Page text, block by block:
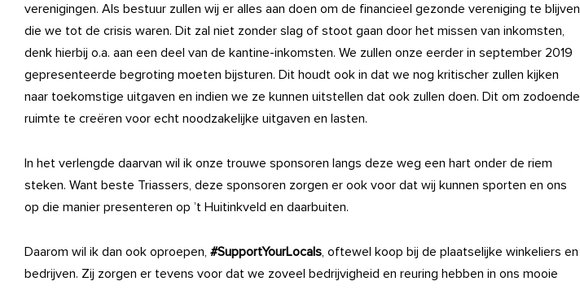
verenigingen. Als bestuur zullen wij er alles aan doen om de financieel gezonde vereniging te blijven
die we tot de crisis waren. Dit zal niet zonder slag of stoot gaan door het missen van inkomsten,
denk hierbij o.a. aan een deel van de kantine-inkomsten. We zullen onze eerder in september 2019
gepresenteerde begroting moeten bijsturen. Dit houdt ook in dat we nog kritischer zullen kijken
naar toekomstige uitgaven en indien we ze kunnen uitstellen dat ook zullen doen. Dit om zodoende
ruimte te creëren voor echt noodzakelijke uitgaven en lasten.
In het verlengde daarvan wil ik onze trouwe sponsoren langs deze weg een hart onder de riem
steken. Want beste Triassers, deze sponsoren zorgen er ook voor dat wij kunnen sporten en ons
op die manier presenteren op ’t Huitinkveld en daarbuiten.
Daarom wil ik dan ook oproepen, #SupportYourLocals, oftewel koop bij de plaatselijke winkeliers en
bedrijven. Zij zorgen er tevens voor dat we zoveel bedrijvigheid en reuring hebben in ons mooie